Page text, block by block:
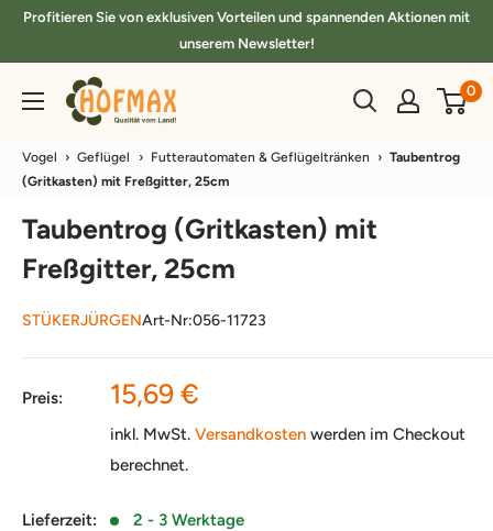
DirektProfitieren Sie von exklusiven Vorteilen und spannenden Aktionen mit
unserem Newsletter!
hofmax.de 0
Vogel › Geflügel › Futterautomaten & Geflügeltränken › Taubentrog
(Gritkasten) mit Freßgitter, 25cm
Taubentrog (Gritkasten) mit
Freßgitter, 25cm
STÜKERJÜRGENArt-Nr:056-11723
Preis: Sonderpreis
15,69 €
inkl. MwSt. Versandkosten werden im Checkout
berechnet.
Lieferzeit: 2 - 3 Werktage